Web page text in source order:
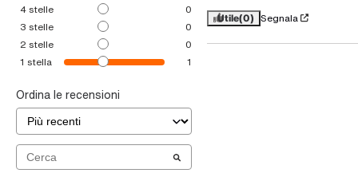
4stelle
0
3 stelle
0
2 stelle
0
1 stella 1
Ordina le recensioni
Utile(0) Segnala